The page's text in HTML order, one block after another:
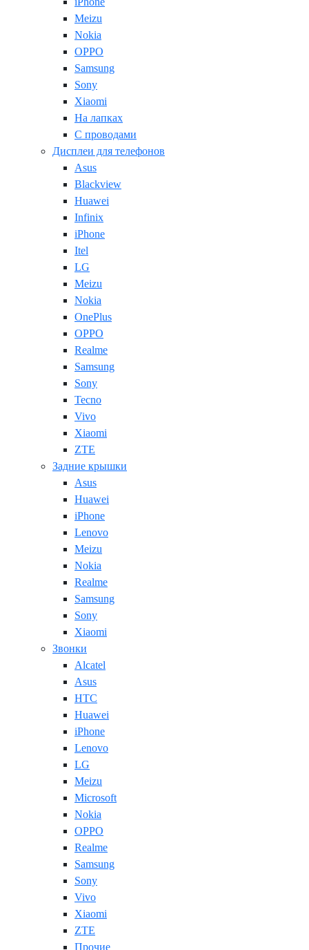
Meizu
Nokia
OPPO
Samsung
Sony
Xiaomi
На лапках
С проводами
Дисплеи для телефонов
Asus
Blackview
Huawei
Infinix
iPhone
Itel
LG
Meizu
Nokia
OnePlus
OPPO
Realme
Samsung
Sony
Tecno
Vivo
Xiaomi
ZTE
Задние крышки
Asus
Huawei
iPhone
Lenovo
Meizu
Nokia
Realme
Samsung
Sony
Xiaomi
Звонки
Alcatel
Asus
HTC
Huawei
iPhone
Lenovo
LG
Meizu
Microsoft
Nokia
OPPO
Realme
Samsung
Sony
Vivo
Xiaomi
ZTE
Прочие